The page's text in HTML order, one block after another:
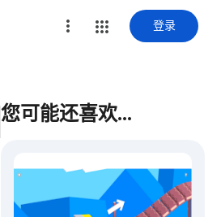
登录
您可能还喜欢…